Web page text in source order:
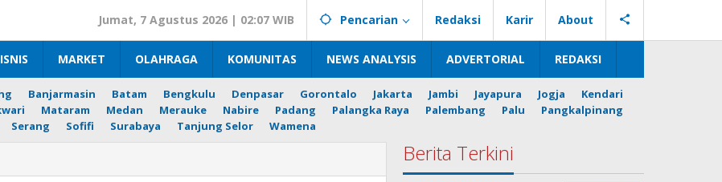
Jumat, 7 Agustus 2026 | 02:07 WIB Pencarian Redaksi Karir About
MARKET OLAHRAGA KOMUNITAS NEWS ANALYSIS ADVERTORIAL REDAKSI
Banjarmasin Batam Bengkulu Denpasar Gorontalo Jakarta Jambi Jayapura Jogja
Kendari
Mataram Medan Merauke Nabire Padang Palangka Raya Palembang Palu
Pangkalpinang
Serang Sofifi Surabaya Tanjung Selor Wamena
Berita Terkini